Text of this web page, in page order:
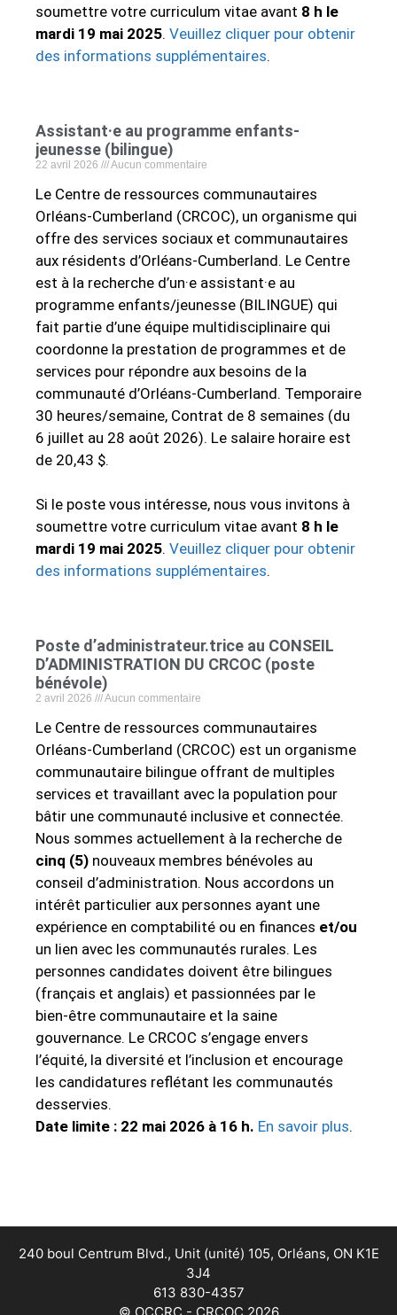
soumettre votre curriculum vitae avant 8 h le
mardi 19 mai 2025. Veuillez cliquer pour obtenir
des informations supplémentaires.
Assistant·e au programme enfants-
jeunesse (bilingue)
22 avril 2026 Aucun commentaire
Le Centre de ressources communautaires
Orléans-Cumberland (CRCOC), un organisme qui
offre des services sociaux et communautaires
aux résidents d’Orléans-Cumberland. Le Centre
est à la recherche d’un·e assistant·e au
programme enfants/jeunesse (BILINGUE) qui
fait partie d’une équipe multidisciplinaire qui
coordonne la prestation de programmes et de
services pour répondre aux besoins de la
communauté d’Orléans-Cumberland. Temporaire
30 heures/semaine, Contrat de 8 semaines (du
6 juillet au 28 août 2026). Le salaire horaire est
de 20,43 $.
Si le poste vous intéresse, nous vous invitons à
soumettre votre curriculum vitae avant 8 h le
mardi 19 mai 2025. Veuillez cliquer pour obtenir
des informations supplémentaires.
Poste d’administrateur.trice au CONSEIL
D’ADMINISTRATION DU CRCOC (poste
bénévole)
2 avril 2026 Aucun commentaire
Le Centre de ressources communautaires
Orléans‑Cumberland (CRCOC) est un organisme
communautaire bilingue offrant de multiples
services et travaillant avec la population pour
bâtir une communauté inclusive et connectée.
Nous sommes actuellement à la recherche de
cinq (5) nouveaux membres bénévoles au
conseil d’administration. Nous accordons un
intérêt particulier aux personnes ayant une
expérience en comptabilité ou en finances et/ou
un lien avec les communautés rurales. Les
personnes candidates doivent être bilingues
(français et anglais) et passionnées par le
bien‑être communautaire et la saine
gouvernance. Le CRCOC s’engage envers
l’équité, la diversité et l’inclusion et encourage
les candidatures reflétant les communautés
desservies.
Date limite : 22 mai 2026 à 16 h. En savoir plus.
240 boul Centrum Blvd., Unit (unité) 105, Orléans, ON K1E
3J4
613 830-4357